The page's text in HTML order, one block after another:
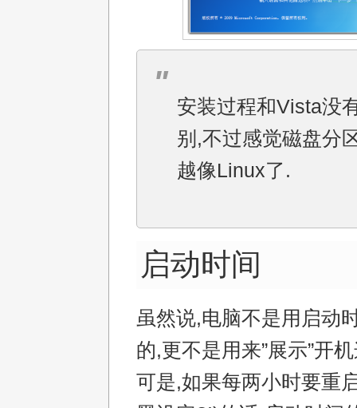
安装过程和Vista没
别,不过感觉磁盘分
越像Linux了.
启动时间
虽然说,电脑不是用启动
的,更不是用来”展示”开
可是,如果每两小时要重